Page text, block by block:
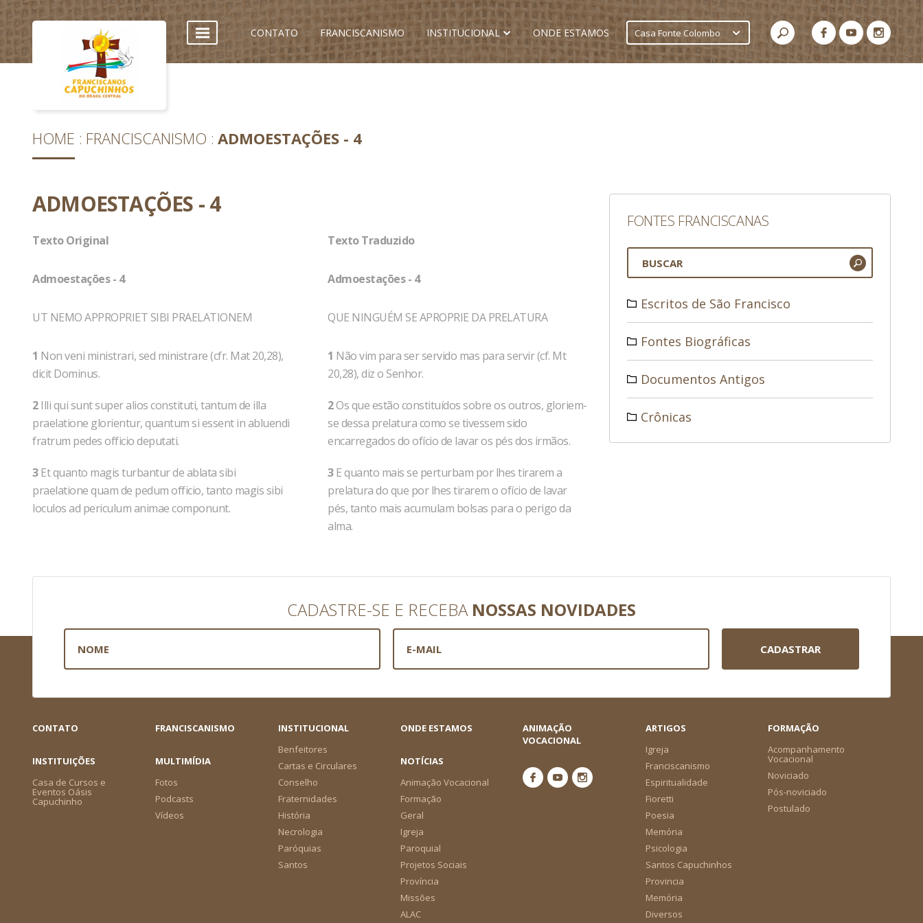
CONTATO FRANCISCANISMO INSTITUCIONAL ONDE ESTAMOS Casa Fonte Colombo
HOME FRANCISCANISMO ADMOESTAÇÕES - 4
ADMOESTAÇÕES - 4
Texto Original
Admoestações - 4
UT NEMO APPROPRIET SIBI PRAELATIONEM
1 Non veni ministrari, sed ministrare (cfr. Mat 20,28),
dicit Dominus.
2Illi qui sunt super alios constituti, tantum de illa
praelatione glorientur, quantum si essent in abluendi
fratrum pedes officio deputati.
3Et quanto magis turbantur de ablata sibi
praelatione quam de pedum officio, tanto magis sibi
loculos ad periculum animae componunt.
Texto Traduzido
Admoestações - 4
QUE NINGUÉM SE APROPRIE DA PRELATURA
1 Não vim para ser servido mas para ser­vir (cf. Mt
20,28), diz o Senhor.
2Os que estão constituídos sobre os ou­tros, gloriem-
se dessa prelatura como se ti­vessem sido
encarregados do ofício de lavar os pés dos irmãos.
3E quanto mais se pertur­bam por lhes tirarem a
prelatura do que por lhes tirarem o ofício de lavar
pés, tanto mais acumulam bolsas para o perigo da
alma.
FONTES FRANCISCANAS
Escritos de São Francisco
Fontes Biográficas
Documentos Antigos
Crônicas
CADASTRE-SE E RECEBA NOSSAS NOVIDADES
CADASTRAR
CONTATO FRANCISCANISMO
INSTITUCIONAL
Benfeitores
Cartas e Circulares
Conselho
Fraternidades
História
Necrologia
Paróquias
Santos
ONDE ESTAMOS
ANIMAÇÃO
VOCACIONAL
ARTIGOS
Igreja
Franciscanismo
Espiritualidade
Fioretti
Poesia
Memória
Psicologia
Santos Capuchinhos
Provincia
Memória
Diversos
FORMAÇÃO
Acompanhamento
Vocacional
Noviciado
Pós-noviciado
Postulado
INSTITUIÇÕES
Casa de Cursos e
Eventos Oásis
Capuchinho
MULTIMÍDIA
Fotos
Podcasts
Vídeos
NOTÍCIAS
Animação Vocacional
Formação
Geral
Igreja
Paroquial
Projetos Sociais
Província
Missões
ALAC